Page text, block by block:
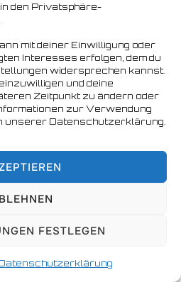
den Privatsphäre-
mit deiner Einwilligung oder
Interesses erfolgen, dem du
widersprechen kannst.
und deine
Zeitpunkt zu ändern oder
zur Verwendung
unserer Datenschutzerklärung.
FESTLEGEN